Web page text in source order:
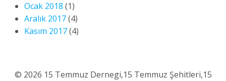
Ocak 2018 (1)
Aralık 2017(4)
Kasım 2017(4)
© 2026 15 Temmuz Dernegi,15 Temmuz Şehitleri,15